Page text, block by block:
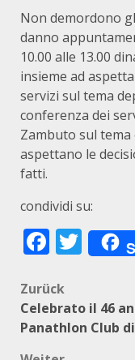
Non demordono
danno
10.00 alle 13.00
insieme ad
servizi sul tema
conferenza dei
Zambuto sul
aspettano le
fatti.
condividi su:
Zurück
Celebrato il 46
Panathlon Club